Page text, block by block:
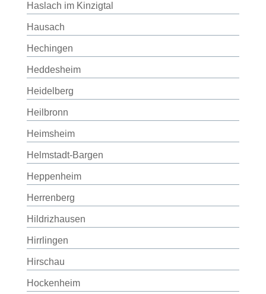
Haslach im Kinzigtal
Hausach
Hechingen
Heddesheim
Heidelberg
Heilbronn
Heimsheim
Helmstadt-Bargen
Heppenheim
Herrenberg
Hildrizhausen
Hirrlingen
Hirschau
Hockenheim